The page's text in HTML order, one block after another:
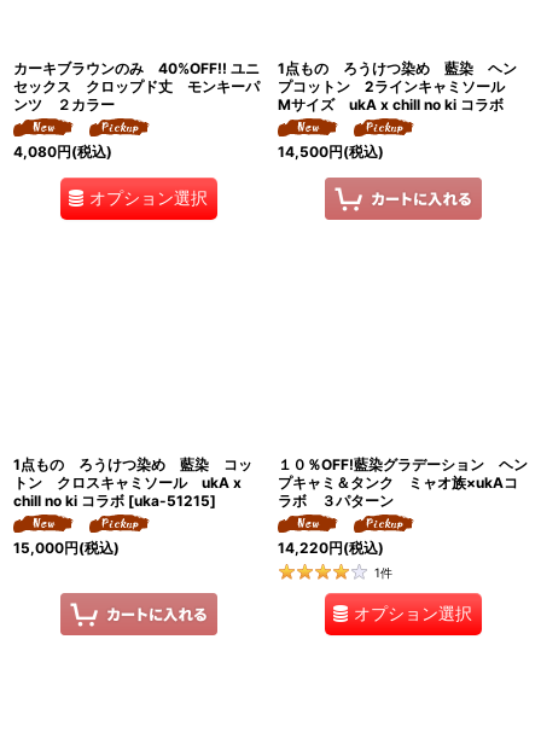
カーキブラウンのみ 40%OFF!! ユニ
セックス クロップド丈 モンキーパ
ンツ ２カラー
4,080円(税込)
オプション選択
1点もの ろうけつ染め 藍染 ヘン
プコットン 2ラインキャミソール
Mサイズ ukA x chill no ki コラボ
14,500円(税込)
1点もの ろうけつ染め 藍染 コッ
トン クロスキャミソール ukA x
chill no ki コラボ [uka-51215]
15,000円(税込)
１０％OFF!藍染グラデーション ヘン
プキャミ＆タンク ミャオ族×ukAコ
ラボ ３パターン
14,220円(税込)
1件
オプション選択